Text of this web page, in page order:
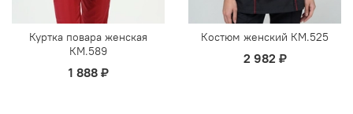
Куртка повара женская
КМ.589
1 888 ₽
Костюм женский КМ.525
2 982 ₽